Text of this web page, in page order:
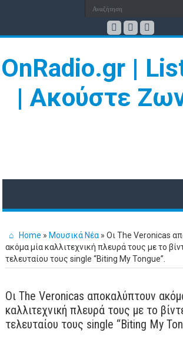
Home » Μουσικά Νέα » Οι The Veronicas
ακόμα μία καλλιτεχνική πλευρά τους με το
τελευταίου τους single “Biting My Tongue”.
Οι The Veronicas αποκαλύπτουν
καλλιτεχνική πλευρά τους με το
τελευταίου τους single “Biting My